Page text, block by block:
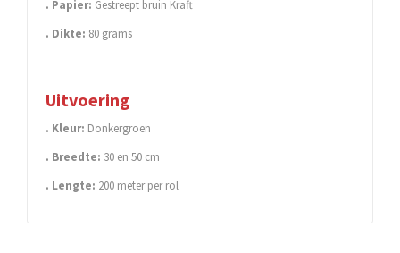
. Papier: Gestreept bruin Kraft
. Dikte: 80 grams
Uitvoering
. Kleur: Donkergroen
. Breedte: 30 en 50 cm
. Lengte: 200 meter per rol